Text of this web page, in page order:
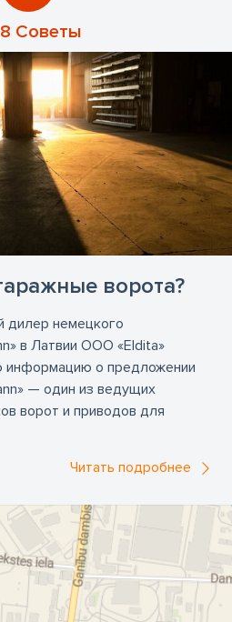
Советы
ворота?
дилер немецкого
в Латвии ООО «Eldita»
информацию о предложении
— один из ведущих
ворот и приводов для
Читать подробнее